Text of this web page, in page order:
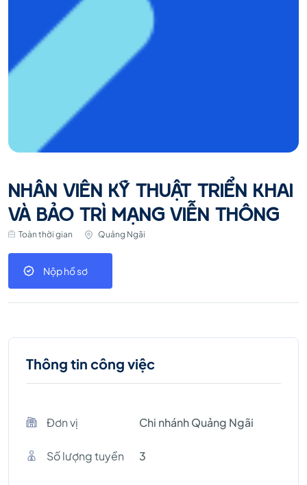
NHÂN VIÊN KỸ THUẬT TRIỂN KHAI
VÀ BẢO TRÌ MẠNG VIỄN THÔNG
Toàn thời gian Quảng Ngãi
Nộp hồ sơ
Thông tin công việc
Đơn vị Chi nhánh Quảng Ngãi
Số lượng tuyền 3